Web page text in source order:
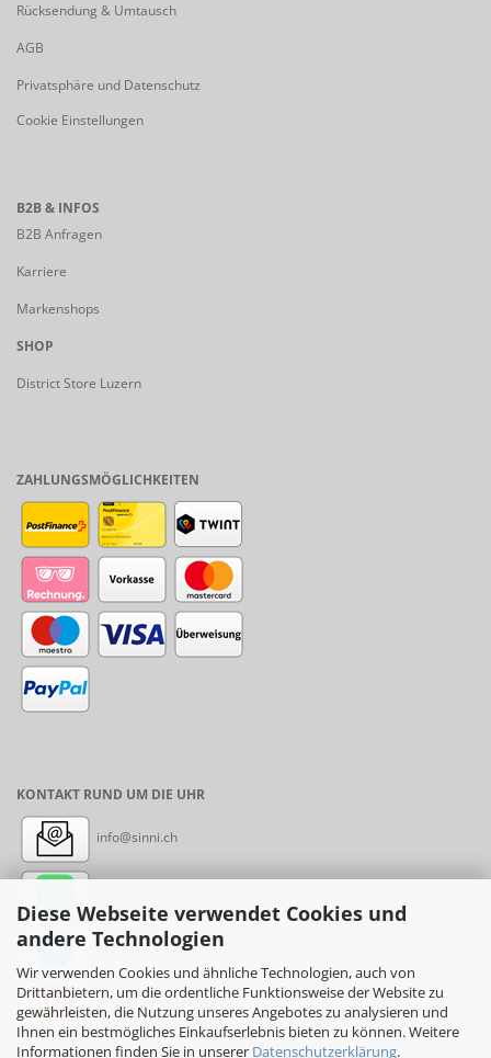
Diese Webseite verwendet Cookies und
andere Technologien
Wir verwenden Cookies und ähnliche Technologien, auch von
Drittanbietern, um die ordentliche Funktionsweise der Website zu
gewährleisten, die Nutzung unseres Angebotes zu analysieren und
Ihnen ein bestmögliches Einkaufserlebnis bieten zu können. Weitere
Informationen finden Sie in unserer Datenschutzerklärung.
Rücksendung & Umtausch
AGB
Privatsphäre und Datenschutz
Cookie Einstellungen
B2B & INFOS
B2B Anfragen
Karriere
Markenshops
SHOP
District Store Luzern
ZAHLUNGSMÖGLICHKEITEN
KONTAKT RUND UM DIE UHR
info@sinni.ch
Messenger: sinni.ch
Instagram: sinni_ch